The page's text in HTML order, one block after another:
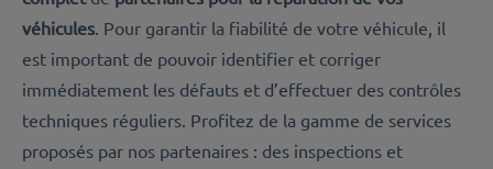
véhicules. Pour garantir la fiabilité de votre véhicule, il
est important de pouvoir identifier et corriger
immédiatement les défauts et d’effectuer des contrôles
techniques réguliers. Profitez de la gamme de services
proposés par nos partenaires : des inspections et